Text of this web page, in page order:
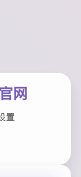
网
置